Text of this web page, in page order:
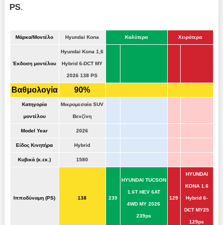
PS
Μάρκα/Μοντέλο Hyundai Kona Καλύτερα Χειρότερα
Έκδοση μοντέλου
Hyundai Kona 1,6
Hybrid 6-DCT MY
2026 138 PS
Βαθμολογία 90%
Κατηγορία
μοντέλου
Μικρομεσαία SUV
Βενζίνη
Model Year 2026
Είδος Κινητήρα Hybrid
Κυβικά (κ.εκ.) 1580
Ιπποδύναμη (PS) 138 239
HYUNDAI TUCSON
1.6T HEV 6AT
4WD MY 2026
239ps
129
HYUNDAI
KONA 1.6
Hybrid 6-
DCT MY25
129ps